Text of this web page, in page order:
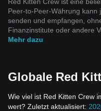
Peer-to-Peer-Währung kann
senden und empfangen,
Finanzinstitute oder andere
Mehr dazu
Globale Red
Wie viel ist Red Kitten Crew
wert? Zuletzt aktualisiert: